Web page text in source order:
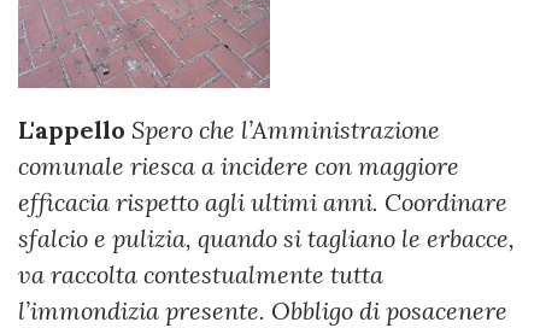
L'appello Spero che l’Amministrazione
comunale riesca a incidere con maggiore
efficacia rispetto agli ultimi anni. Coordinare
sfalcio e pulizia, quando si tagliano le erbacce,
va raccolta contestualmente tutta
l’immondizia presente. Obbligo di posacenere